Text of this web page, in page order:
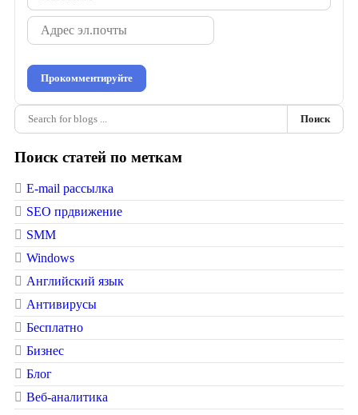
Прокомментируйте
Поиск
Поиск статей по меткам
E-mail рассылка
SEO прдвижение
SMM
Windows
Английский язык
Антивирусы
Бесплатно
Бизнес
Блог
Веб-аналитика